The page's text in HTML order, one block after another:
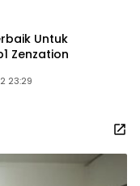
Untuk
Zenzation
23:29